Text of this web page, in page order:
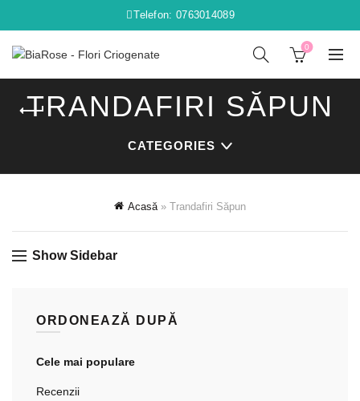
Telefon: 0763014089
0
TRANDAFIRI SĂPUN
CATEGORIES
Acasă» Trandafiri Săpun
Show Sidebar
ORDONEAZĂ DUPĂ
Cele mai populare
Recenzii